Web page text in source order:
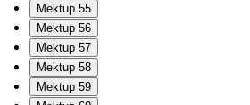
Mektup 55
Mektup 56
Mektup 57
Mektup 58
Mektup 59